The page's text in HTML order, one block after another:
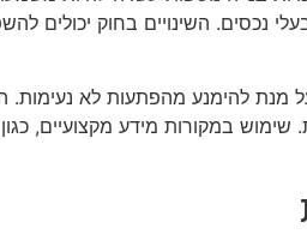
נכסים. השינויים בחוק יכולים
מנת להימנע מהפתעות לא נעימות.
במקורות מידע מקצועיים,